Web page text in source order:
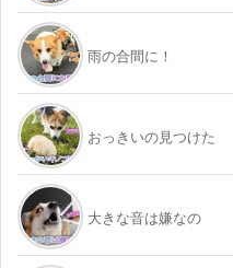
雨の合間に！
おっきいの見つけた
大きな音は嫌なの